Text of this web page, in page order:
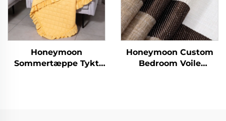
Honeymoon
Sommertæppe Tykt
Honeymoon Custom
Bedroom Voile